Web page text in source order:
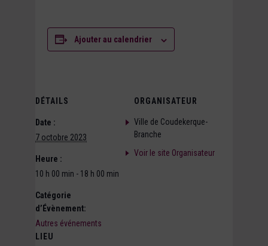
Ajouter au calendrier
DÉTAILS
Date :
7 octobre 2023
Heure :
10 h 00 min - 18 h 00 min
Catégorie
d’Évènement:
Autres événements
LIEU
ORGANISATEUR
Ville de Coudekerque-
Branche
Voir le site Organisateur